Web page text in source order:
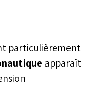
a bouclé
performance
par la
particulièrement
apparaît